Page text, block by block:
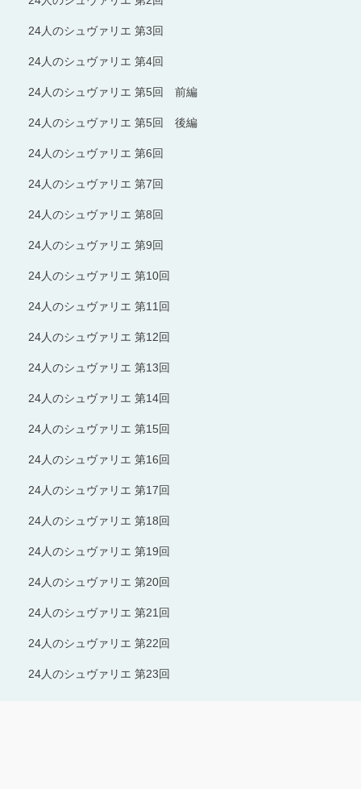
24人のシュヴァリエ 第3回
24人のシュヴァリエ 第4回
24人のシュヴァリエ 第5回 前編
24人のシュヴァリエ 第5回 後編
24人のシュヴァリエ 第6回
24人のシュヴァリエ 第7回
24人のシュヴァリエ 第8回
24人のシュヴァリエ 第9回
24人のシュヴァリエ 第10回
24人のシュヴァリエ 第11回
24人のシュヴァリエ 第12回
24人のシュヴァリエ 第13回
24人のシュヴァリエ 第14回
24人のシュヴァリエ 第15回
24人のシュヴァリエ 第16回
24人のシュヴァリエ 第17回
24人のシュヴァリエ 第18回
24人のシュヴァリエ 第19回
24人のシュヴァリエ 第20回
24人のシュヴァリエ 第21回
24人のシュヴァリエ 第22回
24人のシュヴァリエ 第23回